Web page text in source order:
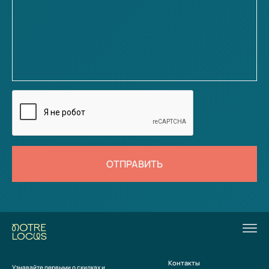
ОТПРАВИТЬ
Контакты